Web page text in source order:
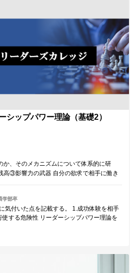
ちながら行えたが、前半は辿々しい部分も
と思うが、各項目の必要性を体系化しな
いなかったことが要因だと考えている。そ
ったり、要点が伝わりきらない場面があっ
・研修項目の必要性を体系化しながら説明
要性を具体的な経験談から考え、それを
に落とし込めると思うので、それを実践した
勤める会社でリーダーシップやマネジメン
などでも実践したい。 ・簡潔な話し方に加
たより分かりやすいコミュニケーション
リーダーやコーチに具体的に感謝したいこ
を頂きましたか。（感謝の気持ちも一緒
ローチし、必要であれば耳の痛いことも
ーには名前の前に◎をつけてください。
私にとってチャレンジングな環境であ
しての時間を楽しむことができました。
子を観察する中で大変学びを得られた時
活かしたいと思います。改めてこのよう
とうございました。 本田さん、山口さん グ
当して頂きました。丁寧なサポートと想
積極性に感謝しております。山口さんに
を深める意図で沢山発言する機会を創らせ
み取りながらわかりやすく説明して頂き
うございました。
である。 自分の行動は「リーダーとし
を意識 ・ 説得力のある意見に従う ・ 結
」を評価する ・ 目的・目標とモチベーショ
グの決定権は「受け手にある」 ・ 表面的
なるとは限らない （過去の苦しい出来事
） ・返報性の原理と共通点探しの重要性 ・
トメントにかえる ・コミュニケーションの
上する ・相手の時間を使っているからこ
解してもらうことが大事 ■研修を通じて気
られること■ ①「感覚」ではなく「メカニズ
ダーを務めることが多かったですが、「感
の感覚でそれなりの成功体験を掴めてい
いと感じていました。しかし、コーチン
沢山出てきました。例えば、メンバーに業
として押し付ける形だったこと、メンバ
価を上げるためにメンバーにタスクを頼ん
。そのため、上手く行ったときは自分のお
いときはやる気のないメンバーのせいにし
が出来ていなかったことを痛感しまし
る価値を高めるために感覚ではなく「メカ
します。メカニズムを応用して、どんな
の研修で、私はトレーニングの重要性を痛
出来ていると思っていたこと、当たり前
シップパワー理論（基礎2）
か、そのメカニズムについて体系的に研
③影響力の武器 自分の欲求で相手に働き
学部卒
気付いた点を記載する。 1.成功体験を相手
する危険性 リーダーシップパワー理論を
つ必要性を感じた。 2.約束を守ることが
られると、様々な預け入れが無駄になると